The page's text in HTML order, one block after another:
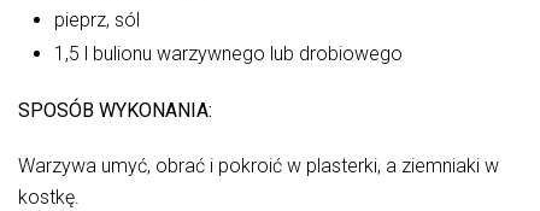
pieprz, sól
1,5 l bulionu warzywnego lub drobiowego
SPOSÓB WYKONANIA:
Warzywa umyć, obrać i pokroić w plasterki, a ziemniaki w
kostkę.